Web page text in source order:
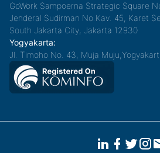
GoWork Sampoerna Strategic Square
Jenderal Sudirman No.Kav. 45, Karet
South Jakarta City, Jakarta 12930
Yogyakarta:
Jl. Timoho No. 43, Muja